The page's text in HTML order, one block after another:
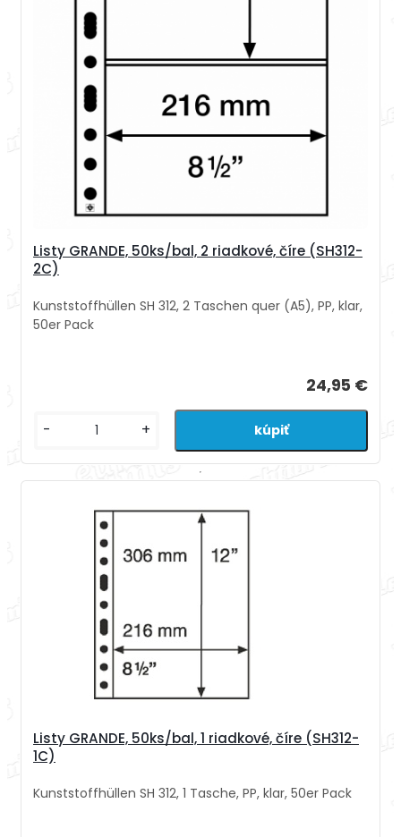
Listy GRANDE, 50ks/bal, 2 riadkové, číre (SH312-
2C)
Kunststoffhüllen SH 312, 2 Taschen quer (A5), PP, klar,
50er Pack
24,95 €
- +
Listy GRANDE, 50ks/bal, 1 riadkové, číre (SH312-
1C)
Kunststoffhüllen SH 312, 1 Tasche, PP, klar, 50er Pack